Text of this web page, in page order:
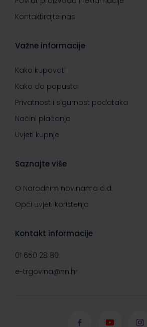
Kontaktirajte nas
Važne informacije
Kako kupovati
Kako do popusta
Privatnost i sigurnost podataka
Načini plaćanja
Uvjeti kupnje
Saznajte više
O Narodnim novinama d.d.
Opći uvjeti korištenja
Kontakt informacije
01 650 28 80
e-trgovina@nn.hr